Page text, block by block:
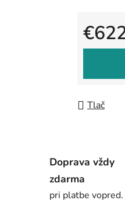
Tlač
Doprava vždy
zdarma
pri platbe vopred.